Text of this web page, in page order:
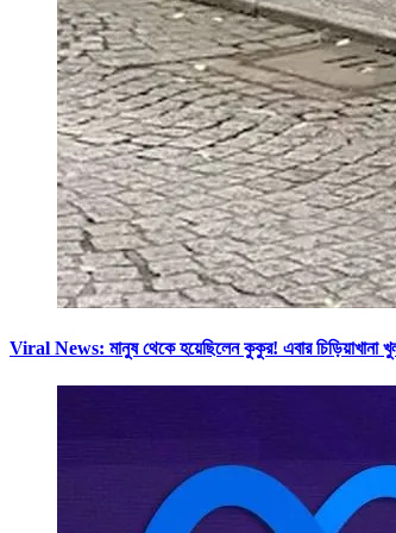
Viral News: মানুষ থেকে হয়েছিলেন কুকুর! এবার